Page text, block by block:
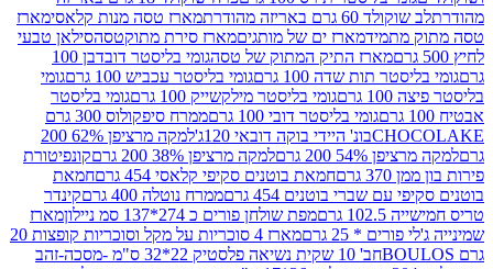
60 גרם באריזה מהודרת
מארז טסה מנות קלאסי מארז
מארז ים של מותגיםמארז סירת מתוקטסהסילאן טבעי
מארז התיק המתוק של טסה
גומי בליסטר דובדבן 100
תות שדה 100 גרם
גומי בליסטר עכביש 100 גרם
גומי
גרם
גומי בליסטר מילקשייק 100 גרם
גומי בליסטר
גומי בליסטר דובי 100 גרם
ממרח סיפקולוס 300 גרם
בונ' היידי בוקה דובאי 120ג'
למקה מרציפן 62% 200
200 גרם
למקה מרציפן 38% 200 גרם
קונפיטורת
גרם
חמאת בוטנים סקיפי קלאסי 454 גרם
חמאת
עם שברי בוטנים 454 גרם
ממרח נוטלה 400 גרם
קינדר
גרם
מפת שולחן פורים כ 274*137 סמ ניילון
מארז
* 25 גרם
מארז 4 סוכריות על מקל וסוכריות קופצות 20
חב' 10 שקית נשיאה פלסטיק 22*32 ס"מ -מסכה-זהב